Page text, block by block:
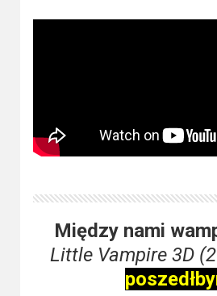
Między nami
Little Vampire 3D